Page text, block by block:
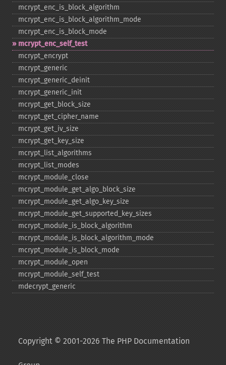
mcrypt_​enc_​is_​block_​algorithm
mcrypt_​enc_​is_​block_​algorithm_​mode
mcrypt_​enc_​is_​block_​mode
mcrypt_​enc_​self_​test
mcrypt_​encrypt
mcrypt_​generic
mcrypt_​generic_​deinit
mcrypt_​generic_​init
mcrypt_​get_​block_​size
mcrypt_​get_​cipher_​name
mcrypt_​get_​iv_​size
mcrypt_​get_​key_​size
mcrypt_​list_​algorithms
mcrypt_​list_​modes
mcrypt_​module_​close
mcrypt_​module_​get_​algo_​block_​size
mcrypt_​module_​get_​algo_​key_​size
mcrypt_​module_​get_​supported_​key_​sizes
mcrypt_​module_​is_​block_​algorithm
mcrypt_​module_​is_​block_​algorithm_​mode
mcrypt_​module_​is_​block_​mode
mcrypt_​module_​open
mcrypt_​module_​self_​test
mdecrypt_​generic
Copyright © 2001-2026 The PHP Documentation